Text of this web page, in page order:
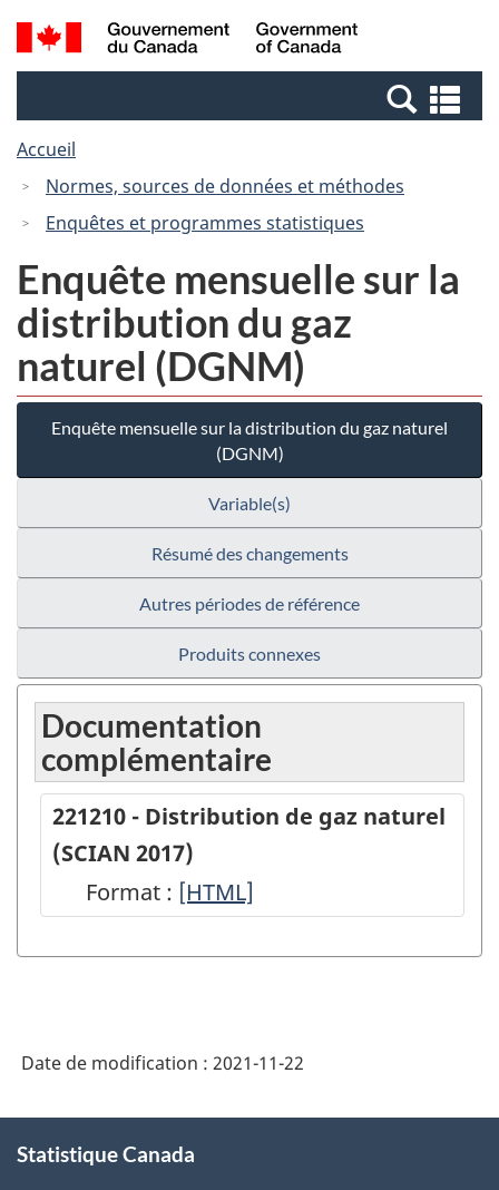
Passer
au
Passer
à
Canada
Recherche
et
et
Accueil
Normes, sources de données et méthodes
Enquêtes et programmes statistiques
Enquête mensuelle sur la
distribution du gaz
naturel (DGNM)
Enquête mensuelle sur la distribution du gaz naturel
(DGNM)
Variable(s)
Résumé des changements
Autres périodes de référence
Produits connexes
Documentation
complémentaire
221210 - Distribution de gaz naturel
(SCIAN 2017)
Format : 221210
Distribution
naturel
(SCIAN
2017)
[HTML]
Date de modification : 2021-11-22
propos
Statistique Canada